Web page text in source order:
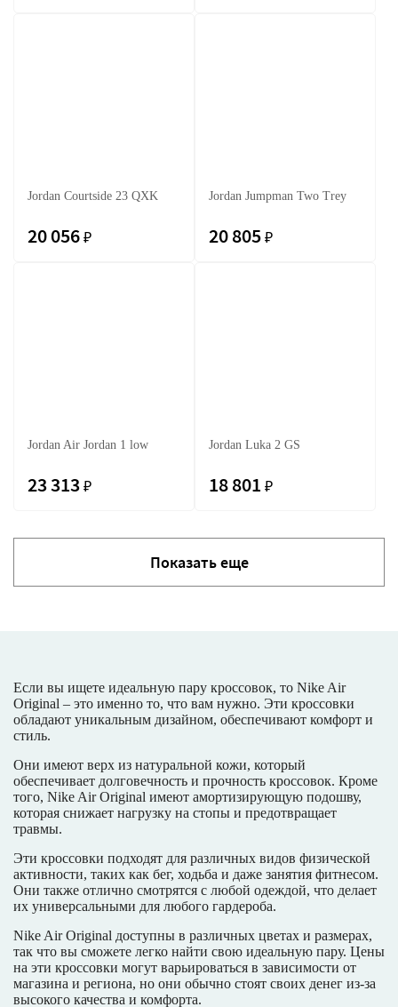
Jordan Courtside 23 QXK
20 056 ₽
Jordan Jumpman Two Trey
20 805 ₽
Jordan Air Jordan 1 low
23 313 ₽
Jordan Luka 2 GS
18 801 ₽
Показать еще
Если вы ищете идеальную пару кроссовок, то Nike Air
Original – это именно то, что вам нужно. Эти кроссовки
обладают уникальным дизайном, обеспечивают комфорт и
стиль.
Они имеют верх из натуральной кожи, который
обеспечивает долговечность и прочность кроссовок. Кроме
того, Nike Air Original имеют амортизирующую подошву,
которая снижает нагрузку на стопы и предотвращает
травмы.
Эти кроссовки подходят для различных видов физической
активности, таких как бег, ходьба и даже занятия фитнесом.
Они также отлично смотрятся с любой одеждой, что делает
их универсальными для любого гардероба.
Nike Air Original доступны в различных цветах и размерах,
так что вы сможете легко найти свою идеальную пару. Цены
на эти кроссовки могут варьироваться в зависимости от
магазина и региона, но они обычно стоят своих денег из-за
высокого качества и комфорта.